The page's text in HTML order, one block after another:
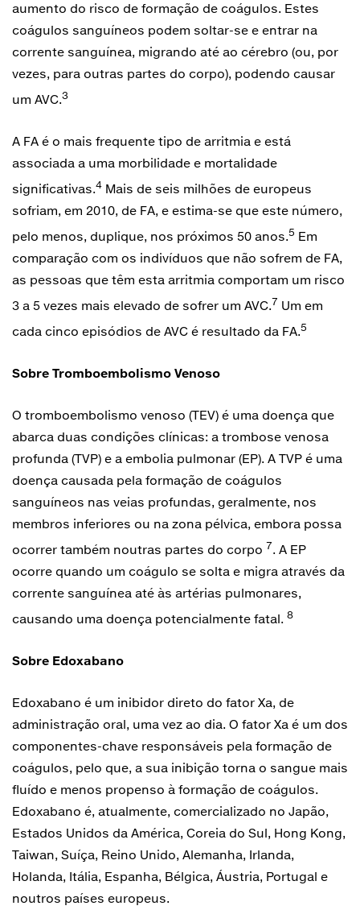
aumento do risco de formação de coágulos. Estes
coágulos sanguíneos podem soltar-se e entrar na
corrente sanguínea, migrando até ao cérebro (ou, por
vezes, para outras partes do corpo), podendo causar
um AVC.3
A FA é o mais frequente tipo de arritmia e está
associada a uma morbilidade e mortalidade
significativas.4 Mais de seis milhões de europeus
sofriam, em 2010, de FA, e estima-se que este número,
pelo menos, duplique, nos próximos 50 anos.5 Em
comparação com os indivíduos que não sofrem de FA,
as pessoas que têm esta arritmia comportam um risco
3 a 5 vezes mais elevado de sofrer um AVC.7 Um em
cada cinco episódios de AVC é resultado da FA.5
Sobre Tromboembolismo Venoso
O tromboembolismo venoso (TEV) é uma doença que
abarca duas condições clínicas: a trombose venosa
profunda (TVP) e a embolia pulmonar (EP). A TVP é uma
doença causada pela formação de coágulos
sanguíneos nas veias profundas, geralmente, nos
membros inferiores ou na zona pélvica, embora possa
ocorrer também noutras partes do corpo 7. A EP
ocorre quando um coágulo se solta e migra através da
corrente sanguínea até às artérias pulmonares,
causando uma doença potencialmente fatal. 8
Sobre Edoxabano
Edoxabano é um inibidor direto do fator Xa, de
administração oral, uma vez ao dia. O fator Xa é um dos
componentes-chave responsáveis pela formação de
coágulos, pelo que, a sua inibição torna o sangue mais
fluído e menos propenso à formação de coágulos.
Edoxabano é, atualmente, comercializado no Japão,
Estados Unidos da América, Coreia do Sul, Hong Kong,
Taiwan, Suíça, Reino Unido, Alemanha, Irlanda,
Holanda, Itália, Espanha, Bélgica, Áustria, Portugal e
noutros países europeus.